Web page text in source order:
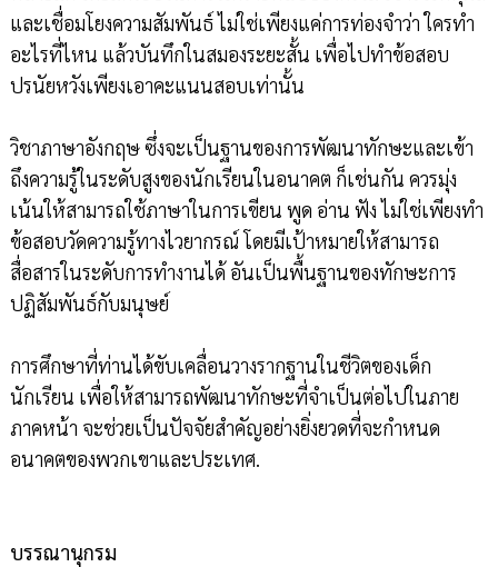
และเชื่อมโยงความสัมพันธ์ ไม่ใช่เพียงแค่การท่องจำว่า ใครทำ
อะไรที่ไหน แล้วบันทึกในสมองระยะสั้น เพื่อไปทำข้อสอบ
ปรนัยหวังเพียงเอาคะแนนสอบเท่านั้น
วิชาภาษาอังกฤษ ซึ่งจะเป็นฐานของการพัฒนาทักษะและเข้า
ถึงความรู้ในระดับสูงของนักเรียนในอนาคต ก็เช่นกัน ควรมุ่ง
เน้นให้สามารถใช้ภาษาในการเขียน พูด อ่าน ฟัง ไม่ใช่เพียงทำ
ข้อสอบวัดความรู้ทางไวยากรณ์ โดยมีเป้าหมายให้สามารถ
สื่อสารในระดับการทำงานได้ อันเป็นพื้นฐานของทักษะการ
ปฏิสัมพันธ์กับมนุษย์
การศึกษาที่ท่านได้ขับเคลื่อนวางรากฐานในชีวิตของเด็ก
นักเรียน เพื่อให้สามารถพัฒนาทักษะที่จำเป็นต่อไปในภาย
ภาคหน้า จะช่วยเป็นปัจจัยสำคัญอย่างยิ่งยวดที่จะกำหนด
อนาคตของพวกเขาและประเทศ.
บรรณานุกรม